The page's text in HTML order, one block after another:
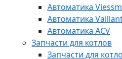
Автоматика
Автоматика
Автоматика ACV
Запчасти для котлов
Запчасти для